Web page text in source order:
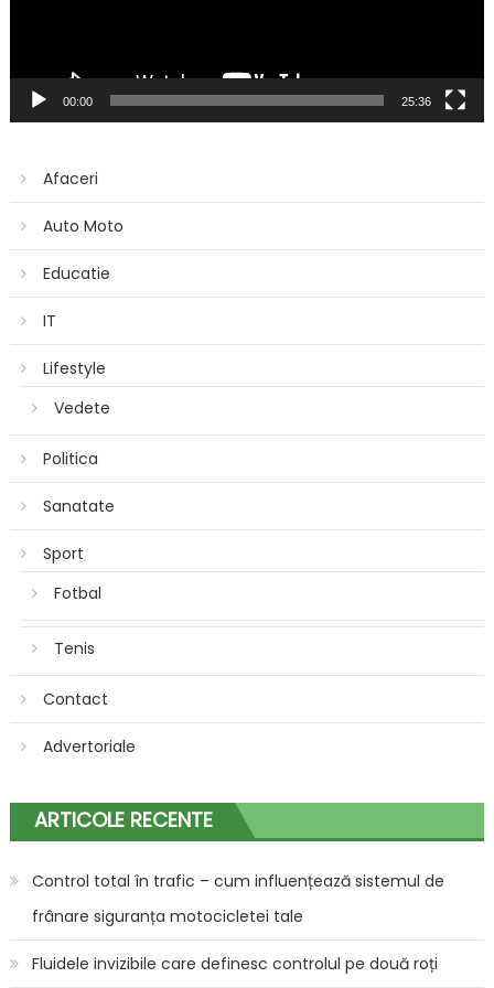
00:00 25:36
Afaceri
Auto Moto
Educatie
IT
Lifestyle
Vedete
Politica
Sanatate
Sport
Fotbal
Tenis
Contact
Advertoriale
ARTICOLE RECENTE
Control total în trafic – cum influențează sistemul de
frânare siguranța motocicletei tale
Fluidele invizibile care definesc controlul pe două roți